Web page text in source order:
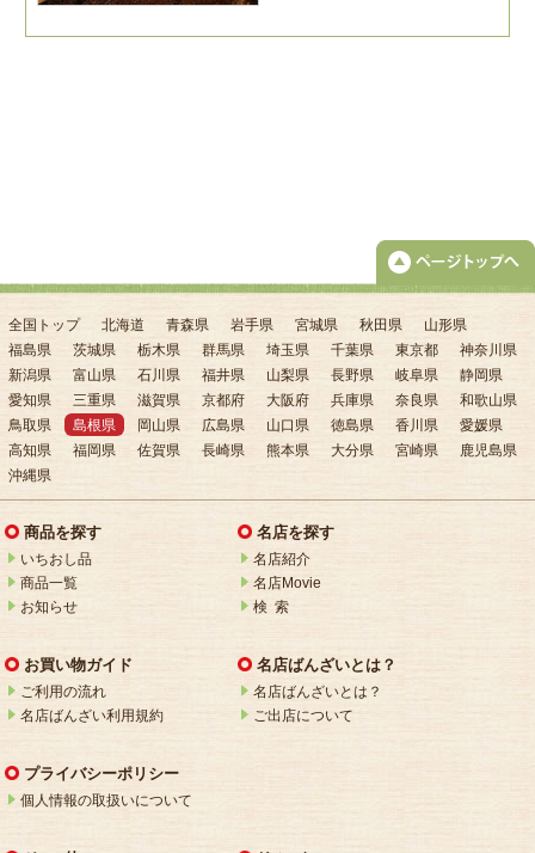
全国トップ 北海道 青森県 岩手県 宮城県 秋田県
山形県
福島県
茨城県 栃木県 群馬県 埼玉県 千葉県 東京都
神奈川県
新潟県
富山県 石川県 福井県 山梨県 長野県 岐阜県
静岡県
愛知県
三重県 滋賀県 京都府 大阪府 兵庫県 奈良県
和歌山県
鳥取県
島根県 岡山県 広島県 山口県 徳島県 香川県
愛媛県
高知県
福岡県 佐賀県 長崎県 熊本県 大分県 宮崎県
鹿児島県
沖縄県
商品を探す
いちおし品
商品一覧
お知らせ
名店を探す
名店紹介
名店Movie
検 索
お買い物ガイド
ご利用の流れ
名店ばんざい利用規約
名店ばんざいとは？
名店ばんざいとは？
ご出店について
プライバシーポリシー
個人情報の取扱いについて